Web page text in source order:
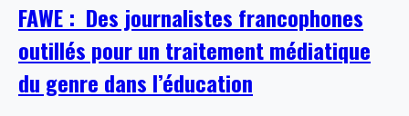
FAWE : Des journalistes francophones
outillés pour un traitement médiatique
du genre dans l’éducation